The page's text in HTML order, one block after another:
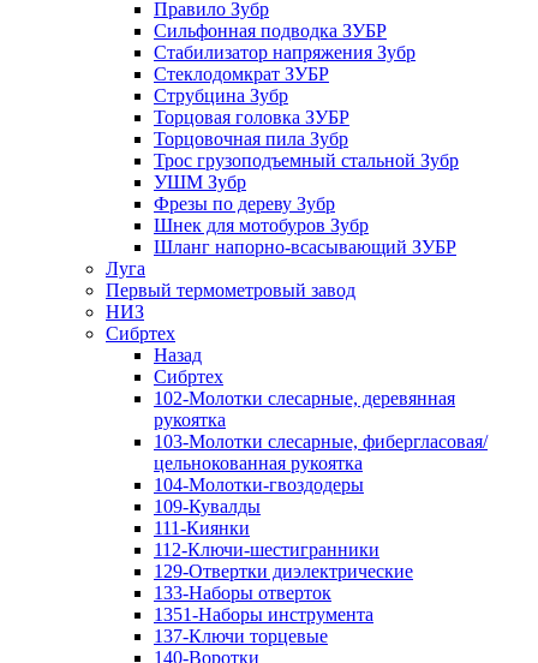
Правило Зубр
Сильфонная подводка ЗУБР
Стабилизатор напряжения Зубр
Стеклодомкрат ЗУБР
Струбцина Зубр
Торцовая головка ЗУБР
Торцовочная пила Зубр
Трос грузоподъемный стальной Зубр
УШМ Зубр
Фрезы по дереву Зубр
Шнек для мотобуров Зубр
Шланг напорно-всасывающий ЗУБР
Луга
Первый термометровый завод
НИЗ
Сибртех
Назад
Сибртех
102-Молотки слесарные, деревянная
рукоятка
103-Молотки слесарные, фибергласовая/
цельнокованная рукоятка
104-Молотки-гвоздодеры
109-Кувалды
111-Киянки
112-Ключи-шестигранники
129-Отвертки диэлектрические
133-Наборы отверток
1351-Наборы инструмента
137-Ключи торцевые
140-Воротки